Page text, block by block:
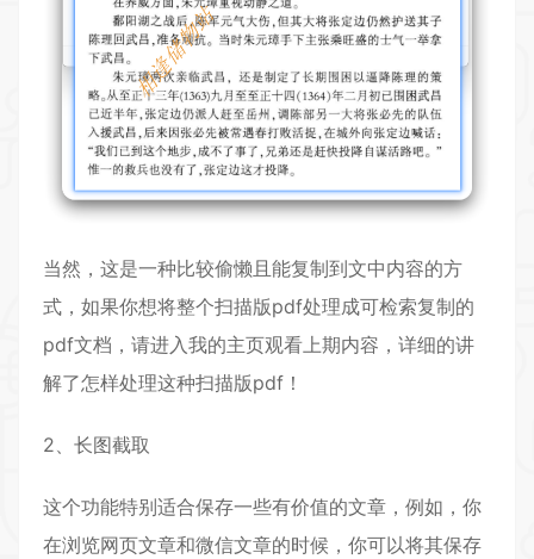
当然，这是一种比较偷懒且能复制到文中内容的方
式，如果你想将整个扫描版pdf处理成可检索复制的
pdf文档，请进入我的主页观看上期内容，详细的讲
解了怎样处理这种扫描版pdf！
2、长图截取
这个功能特别适合保存一些有价值的文章，例如，你
在浏览网页文章和微信文章的时候，你可以将其保存